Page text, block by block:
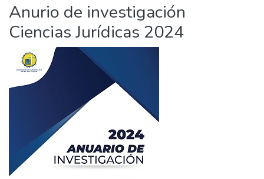
Anurio de investigación
Ciencias Jurídicas 2024